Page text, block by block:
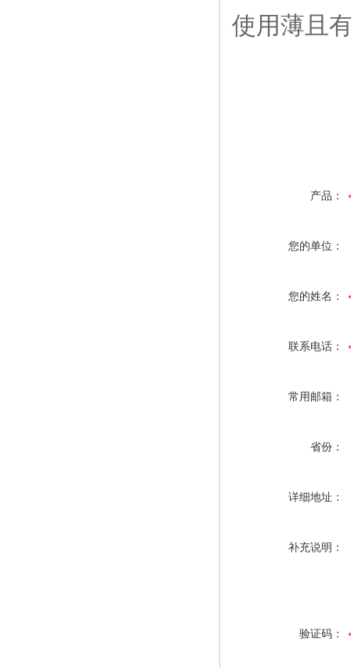
使用薄且
产品：
您的单位：
您的姓名：
联系电话：
常用邮箱：
省份：
详细地址：
补充说明：
验证码：